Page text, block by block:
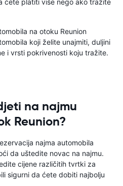
ćete platiti više nego ako tražite
na otoku Reunion
koji želite unajmiti, duljini
i vrsti pokrivenosti koju tražite.
na najmu
Reunion?
najma automobila
da uštedite novac na najmu.
cijene različitih tvrtki za
sigurni da ćete dobiti najbolju